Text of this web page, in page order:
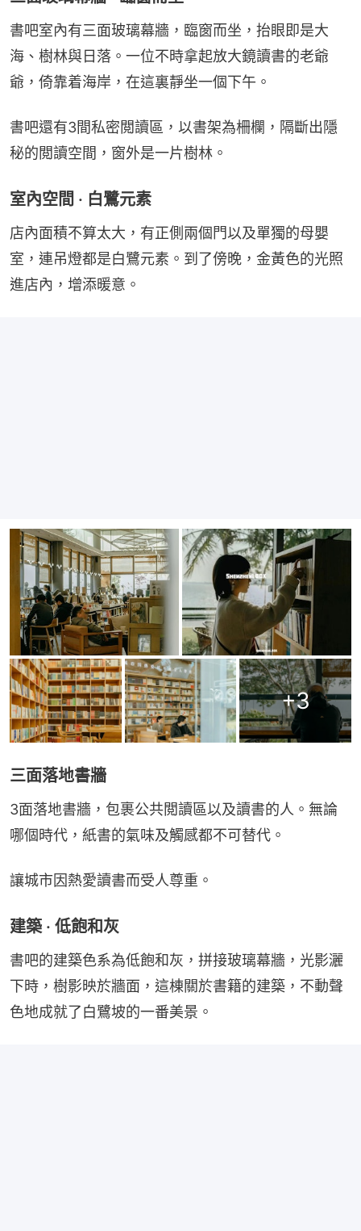
書吧室內有三面玻璃幕牆，臨窗而坐，抬眼即是大
海、樹林與日落。一位不時拿起放大鏡讀書的老爺
爺，倚靠着海岸，在這裏靜坐一個下午。
書吧還有3間私密閲讀區，以書架為柵欄，隔斷出隱
秘的閲讀空間，窗外是一片樹林。
室內空間 · 白鷺元素
店內面積不算太大，有正側兩個門以及單獨的母嬰
室，連吊燈都是白鷺元素。到了傍晚，金黃色的光照
進店內，增添暖意。
+3
三面落地書牆
3面落地書牆，包裹公共閲讀區以及讀書的人。無論
哪個時代，紙書的氣味及觸感都不可替代。
讓城市因熱愛讀書而受人尊重。
建築 · 低飽和灰
書吧的建築色系為低飽和灰，拼接玻璃幕牆，光影灑
下時，樹影映於牆面，這棟關於書籍的建築，不動聲
色地成就了白鷺坡的一番美景。